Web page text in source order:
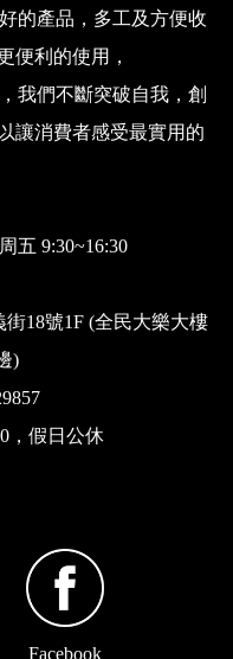
的產品，多工及方便收
便利的使用，
我們不斷突破自我，創
讓消費者感受最實用的
五 9:30~16:30
18號1F (全民大樂大樓
)
，假日公休
Facebook